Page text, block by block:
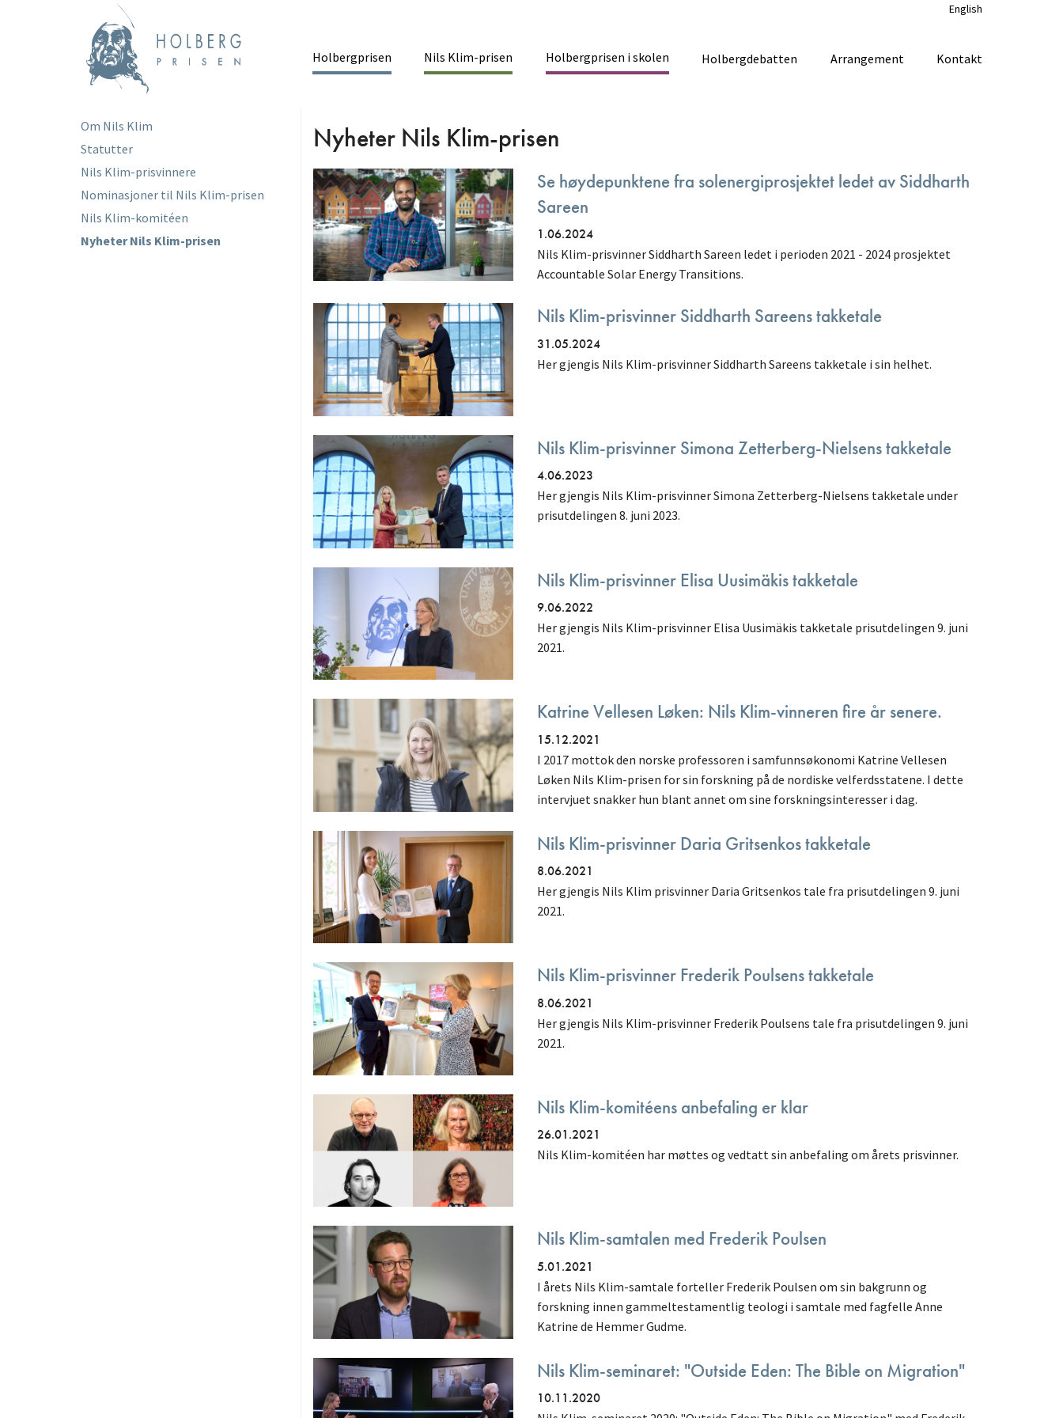
English
Mainmenu
Holbergprisen Nils Klim-prisen Holbergprisen i skolen Holbergdebatten Arrangement Kontakt
Main
menu
Om Nils Klim
Statutter
Nils Klim-prisvinnere
Nominasjoner til Nils Klim-prisen
Nils Klim-komitéen
Nyheter Nils Klim-prisen
Nyheter Nils Klim-prisen
Se høydepunktene fra solenergiprosjektet ledet av Siddharth
Sareen
1.06.2024
Nils Klim-prisvinner Siddharth Sareen ledet i perioden 2021 - 2024 prosjektet
Accountable Solar Energy Transitions.
Nils Klim-prisvinner Siddharth Sareens takketale
31.05.2024
Her gjengis Nils Klim-prisvinner Siddharth Sareens takketale i sin helhet.
Nils Klim-prisvinner Simona Zetterberg-Nielsens takketale
4.06.2023
Her gjengis Nils Klim-prisvinner Simona Zetterberg-Nielsens takketale under
prisutdelingen 8. juni 2023.
Nils Klim-prisvinner Elisa Uusimäkis takketale
9.06.2022
Her gjengis Nils Klim-prisvinner Elisa Uusimäkis takketale prisutdelingen 9. juni
2021.
Katrine Vellesen Løken: Nils Klim-vinneren fire år senere.
15.12.2021
I 2017 mottok den norske professoren i samfunnsøkonomi Katrine Vellesen
Løken Nils Klim-prisen for sin forskning på de nordiske velferdsstatene. I dette
intervjuet snakker hun blant annet om sine forskningsinteresser i dag.
Nils Klim-prisvinner Daria Gritsenkos takketale
8.06.2021
Her gjengis Nils Klim prisvinner Daria Gritsenkos tale fra prisutdelingen 9. juni
2021.
Nils Klim-prisvinner Frederik Poulsens takketale
8.06.2021
Her gjengis Nils Klim-prisvinner Frederik Poulsens tale fra prisutdelingen 9. juni
2021.
Nils Klim-komitéens anbefaling er klar
26.01.2021
Nils Klim-komitéen har møttes og vedtatt sin anbefaling om årets prisvinner.
Nils Klim-samtalen med Frederik Poulsen
5.01.2021
I årets Nils Klim-samtale forteller Frederik Poulsen om sin bakgrunn og
forskning innen gammeltestamentlig teologi i samtale med fagfelle Anne
Katrine de Hemmer Gudme.
Nils Klim-seminaret: "Outside Eden: The Bible on Migration"
10.11.2020